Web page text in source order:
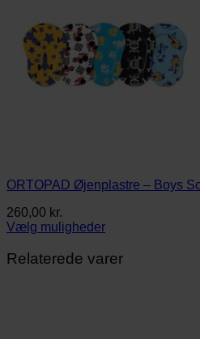
ORTOPAD Øjenplastre – Boys
260,00 kr.
Vælg muligheder
vare
Relaterede varer